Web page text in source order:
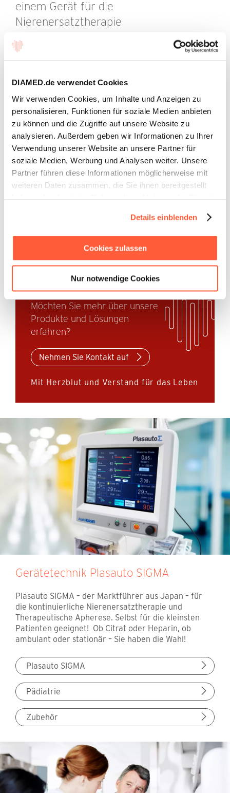
DIAMED.de verwendet Cookies
Wir verwenden Cookies, um Inhalte und Anzeigen zu
personalisieren, Funktionen für soziale Medien anbieten
zu können und die Zugriffe auf unsere Website zu
analysieren. Außerdem geben wir Informationen zu Ihrer
Verwendung unserer Website an unsere Partner für
soziale Medien, Werbung und Analysen weiter. Unsere
Partner führen diese Informationen möglicherweise mit
weiteren Daten zusammen, die Sie ihnen bereitgestellt
Details einblenden
Cookies zulassen
Nur notwendige Cookies
einem Gerät für die
Nierenersatztherapie
einen extrakorporalen Kreislauf mit
Aufbauanleitung ansehen (PDF)
Möchten Sie mehr über unsere
Produkte und Lösungen
erfahren?
Nehmen Sie Kontakt auf
Mit Herzblut und Verstand für das Leben
Gerätetechnik Plasauto SIGMA
Plasauto SIGMA – der Marktführer aus Japan – für
die kontinuierliche Nierenersatztherapie und
Therapeutische Apherese. Selbst für die kleinsten
Patienten geeignet! Ob Citrat oder Heparin, ob
ambulant oder stationär – Sie haben die Wahl!
Plasauto SIGMA
Pädiatrie
Zubehör
Die folgenden Informationen sind nur
gedacht.
Die Informationen im Bereich für medizinisches
Fachpersonal sollen erklärende, wissenschaftliche
und evidenzbasierte Antworten auf medizinische
Fragen zum Thema Therapeutische Apherese geben.
Diese Informationen stellen keine medizinische
Beratung dar. Die Verantwortung für die
Patientenbetreuung obliegt dem medizinischen
Zur Kenntnis genommen und akzeptiert